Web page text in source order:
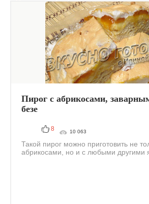
Пирог с абрикосами,
безе
8 10 063
Такой пирог можно приготовить не
абрикосами, но и с любыми другими